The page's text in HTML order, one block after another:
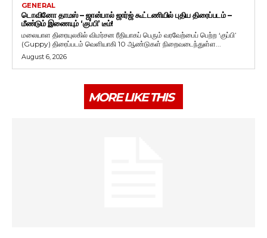
GENERAL
டொவினோ தாமஸ் – ஜான்பால் ஜார்ஜ் கூட்டணியில் புதிய திரைப்படம் –
மீண்டும் இணையும் ‘குப்பி’ டீம்!
மலையாள திரையுலகில் விமர்சன ரீதியாகப் பெரும் வரவேற்பைப் பெற்ற ‘குப்பி’
(Guppy) திரைப்படம் வெளியாகி 10 ஆண்டுகள் நிறைவடைந்துள்ள...
August 6, 2026
MORE LIKE THIS